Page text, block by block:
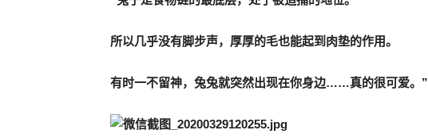
所以几乎没有脚步声，厚厚的毛也能起到肉垫的作用。
有时一不留神，兔兔就突然出现在你身边……真的很可爱。”